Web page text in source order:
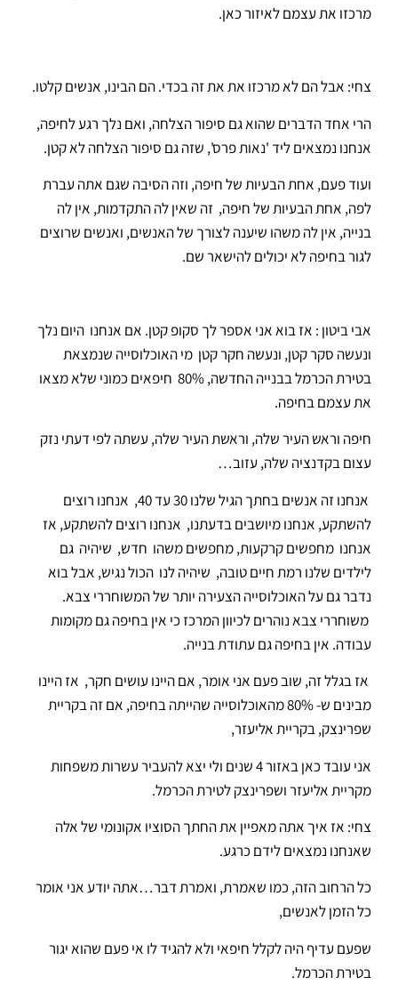
מרכזו את עצמם לאיזור כאן.
צחי: אבל הם לא מרכזו את את זה בכדי. הם הבינו, אנשים קלטו.
הרי אחד הדברים שהוא גם סיפור הצלחה, ואם נלך רגע לחיפה,
אנחנו נמצאים ליד 'נאות פרס', שזה גם סיפור הצלחה לא קטן.
ועוד פעם, אחת הבעיות של חיפה, וזה הסיבה שגם אתה עברת
לפה, אחת הבעיות של חיפה, זה שאין לה התקדמות, אין לה
בנייה, אין לה משהו שיענה לצורך של האנשים, ואנשים שרוצים
לגור בחיפה לא יכולים להישאר שם.
אבי ביטון : אז בוא אני אספר לך סקופ קטן. אם אנחנו היום נלך
ונעשה סקר קטן, ונעשה חקר קטן מי האוכלוסייה שנמצאת
בטירת הכרמל בבנייה החדשה, 80% חיפאים כמוני שלא מצאו
את עצמם בחיפה.
חיפה וראש העיר שלה, וראשת העיר שלה, עשתה לפי דעתי נזק
עצום בקדנציה שלה, עזוב…
אנחנו זה אנשים בחתך הגיל שלנו 30 עד 40, אנחנו רוצים
להשתקע, אנחנו מיושבים בדעתנו, אנחנו רוצים להשתקע, אז
אנחנו מחפשים קרקעות, מחפשים משהו חדש, שיהיה גם
לילדים שלנו רמת חיים טובה, שיהיה לנו הכול נגיש, אבל בוא
נדבר גם על האוכלוסייה הצעירה יותר של המשוחררי צבא.
משוחררי צבא נוהרים לכיוון המרכז כי אין בחיפה גם מקומות
עבודה. אין בחיפה גם עתודת בנייה.
אז בגלל זה, שוב פעם אני אומר, אם היינו עושים חקר, אז היינו
מבינים ש- 80% מהאוכלוסייה שהייתה בחיפה, אם זה בקריית
שפרינצק, בקריית אליעזר,
אני עובד כאן באזור 4 שנים ולי יצא להעביר עשרות משפחות
מקריית אליעזר ושפרינצק לטירת הכרמל.
צחי: אז איך אתה מאפיין את החתך הסוציו אקונומי של אלה
שאנחנו נמצאים לידם כרגע.
כל הרחוב הזה, כמו שאמרת, ואמרת דבר…אתה יודע אני אומר
כל הזמן לאנשים,
שפעם עדיף היה לקלל חיפאי ולא להגיד לו אי פעם שהוא יגור
בטירת הכרמל.